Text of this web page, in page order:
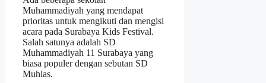
Muhammadiyah yang mendapat
prioritas untuk mengikuti dan mengisi
acara pada Surabaya Kids Festival.
Salah satunya adalah SD
Muhammadiyah 11 Surabaya yang
biasa populer dengan sebutan SD
Muhlas.